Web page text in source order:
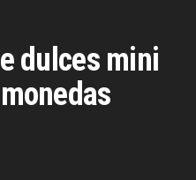
dulces mini